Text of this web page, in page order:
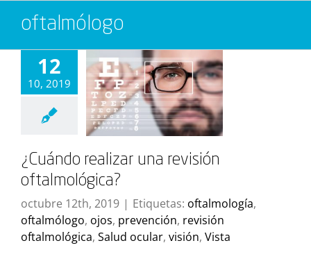
oftalmólogo
12
10, 2019
¿Cuándo realizar una revisión
oftalmológica?
octubre 12th, 2019 | Etiquetas: oftalmología,
oftalmólogo, ojos, prevención, revisión
oftalmológica, Salud ocular, visión, Vista